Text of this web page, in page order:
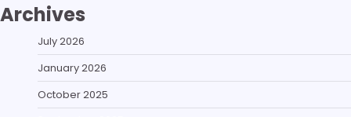
Archives
July 2026
January 2026
October 2025